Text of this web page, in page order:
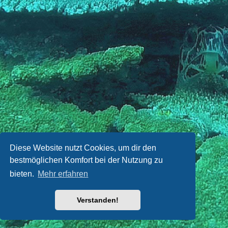
Diese Website nutzt Cookies, um dir den
bestmöglichen Komfort bei der Nutzung zu
bieten. Mehr erfahren
Verstanden!